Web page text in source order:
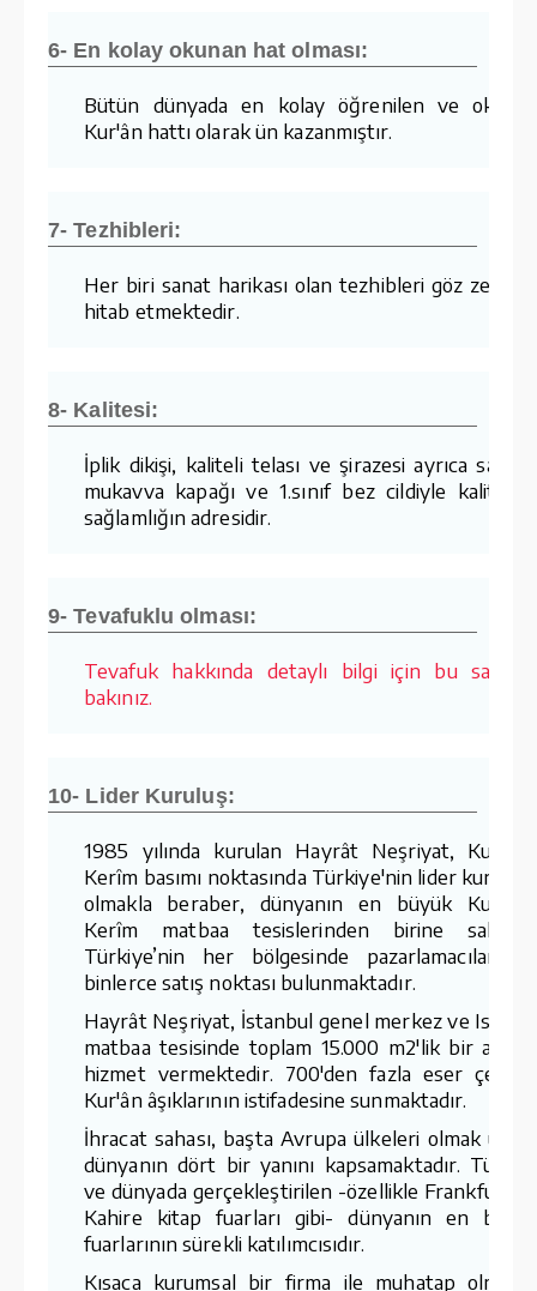
6- En kolay okunan hat olması:
Bütün dünyada en kolay öğrenilen ve
Kur'ân hattı olarak ün kazanmıştır.
7- Tezhibleri:
Her biri sanat harikası olan tezhibleri göz
hitab etmektedir.
8- Kalitesi:
İplik dikişi, kaliteli telası ve şirazesi ayrıca
mukavva kapağı ve 1.sınıf bez cildiyle kalite
sağlamlığın adresidir.
9- Tevafuklu olması:
Tevafuk hakkında detaylı bilgi için bu
bakınız.
10- Lider Kuruluş:
1985 yılında kurulan Hayrât Neşriyat, Kur'ân-
Kerîm basımı noktasında Türkiye'nin lider
olmakla beraber, dünyanın en büyük Kur'ân-
Kerîm matbaa tesislerinden birine
Türkiye’nin her bölgesinde pazarlamacıları
binlerce satış noktası bulunmaktadır.
Hayrât Neşriyat, İstanbul genel merkez ve
matbaa tesisinde toplam 15.000 m2'lik bir
hizmet vermektedir. 700'den fazla eser
Kur'ân âşıklarının istifadesine sunmaktadır.
İhracat sahası, başta Avrupa ülkeleri olmak
dünyanın dört bir yanını kapsamaktadır.
ve dünyada gerçekleştirilen -özellikle Frankfurt
Kahire kitap fuarları gibi- dünyanın en
fuarlarının sürekli katılımcısıdır.
Kısaca kurumsal bir firma ile muhatap